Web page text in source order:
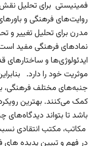
فمینیستی برای تحلیل
روایت‌های فرهنگی و
مدرن برای تحلیل تغییر و
نمادهای فرهنگی مفید
ایدئولوژی‌ها و
موثریت خود را دارد.
جنبه‌های مختلف فرهنگی،
کمک می‌کنند. بهترین
باشد تا بتواند دیدگاه‌های
مکاتب، مکتب انتقادی
در فهم و تبیین پدیده های